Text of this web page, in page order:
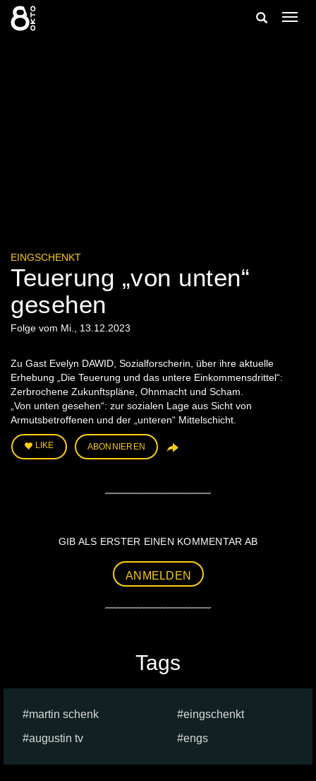
Zum
Inhalt
springen
Suche
EINGSCHENKT
Teuerung „von unten“
gesehen
Folge vom Mi., 13.12.2023
Zu Gast Evelyn DAWID, Sozialforscherin, über ihre aktuelle
Erhebung „Die Teuerung und das untere Einkommensdrittel“:
Zerbrochene Zukunftspläne, Ohnmacht und Scham.
„Von unten gesehen“: zur sozialen Lage aus Sicht von
Armutsbetroffenen und der „unteren“ Mittelschicht.
LIKE ABONNIEREN
GIB ALS ERSTER EINEN KOMMENTAR AB
ANMELDEN
Tags
martin schenk
eingschenkt
augustin tv
engs